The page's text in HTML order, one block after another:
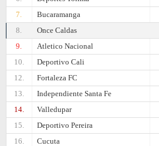
7.
Bucaramanga
8.
Once Caldas
9.
Atletico Nacional
10.
Deportivo Cali
12.
Fortaleza FC
13.
Independiente Santa Fe
14.
Valledupar
15.
Deportivo Pereira
16.
Cucuta